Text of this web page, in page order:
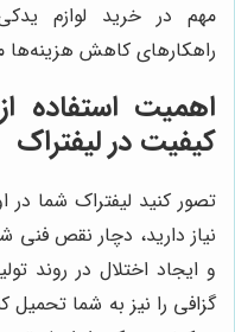
مهم در خرید لوازم
راهکارهای کاهش هزینه‌ها
اهمیت استفاده
کیفیت در لیفتراک
تصور کنید لیفتراک شما
نیاز دارید، دچار نقص فنی
و ایجاد اختلال در روند
گزافی را نیز به شما تحمیل